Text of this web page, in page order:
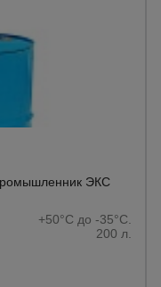
ЭКС
+50°C до -35°C.
200 л.